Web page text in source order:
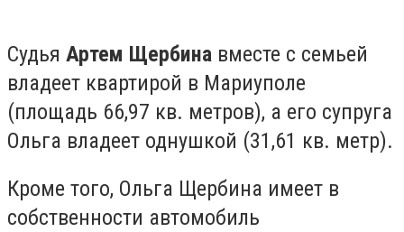
Судья Артем Щербина вместе с семьей
владеет квартирой в Мариуполе
(площадь 66,97 кв. метров), а его супруга
Ольга владеет однушкой (31,61 кв. метр).
Кроме того, Ольга Щербина имеет в
собственности автомобиль